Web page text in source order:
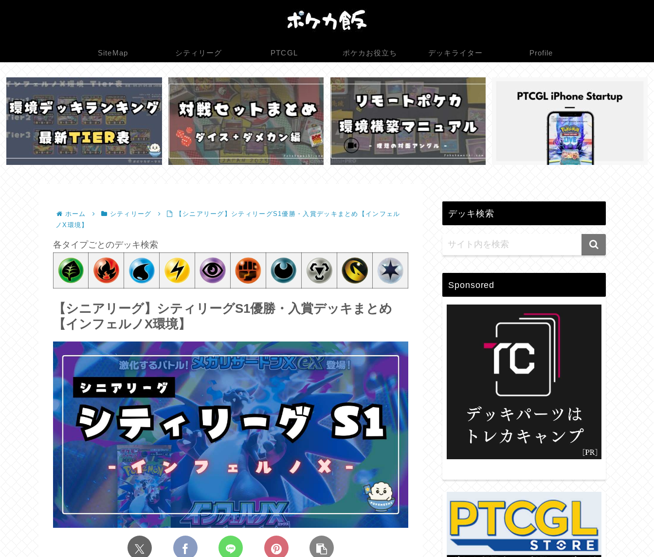
SiteMap シティリーグ PTCGL ポケカお役立ち デッキライター Profile
ホーム シティリーグ
【シニアリーグ】シティリーグS1優勝・入賞デッキまとめ【インフェル
ノX環境】
各タイプごとのデッキ検索
【シニアリーグ】シティリーグS1優勝・入賞デッキまとめ
【インフェルノX環境】
デッキ検索
Sponsored